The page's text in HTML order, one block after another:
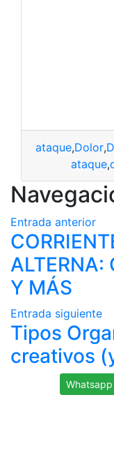
ataque,Dolor,
ataque,
Entrada anterior
ALTERNA:
Y MÁS
Entrada siguiente
Tipos
creativos
Whatsapp